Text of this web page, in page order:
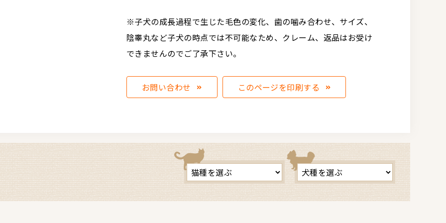
※子犬の成長過程で生じた毛色の変化、歯の噛み合わせ、サイズ、
陰睾丸など子犬の時点では不可能なため、クレーム、返品はお受け
できませんのでご了承下さい。
お問い合わせ このページを印刷する